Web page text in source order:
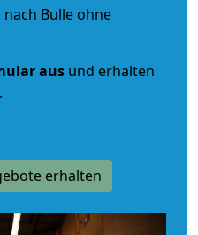
Bulle ohne
aus und erhalten
erhalten